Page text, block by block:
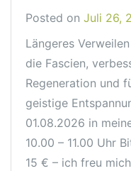
Posted on Juli 26,
Längeres
die Fascien,
Regeneration und
geistige
01.08.2026 in
10.00 – 11.00 Uhr
15 € – ich freu